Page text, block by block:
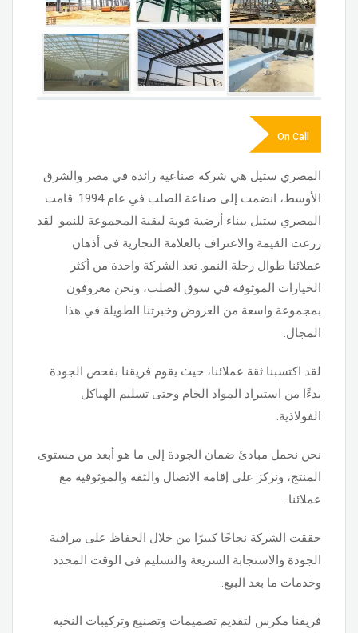
On Call
المصري ستيل هي شركة صناعية رائدة في مصر والشرق
الأوسط، انضمت إلى صناعة الصلب في عام 1994. قامت
المصري ستيل ببناء أرضية قوية لبقية المجموعة للنمو. لقد
زرعت القيمة والاعتراف بالعلامة التجارية في أذهان
عملائنا طوال رحلة النمو. تعد الشركة واحدة من أكثر
الخيارات الموثوقة في سوق الصلب، ونحن معروفون
بمجموعة واسعة من العروض وخبرتنا الطويلة في هذا
المجال.
لقد اكتسبنا ثقة عملائنا، حيث يقوم فريقنا بفحص الجودة
بدءًا من استيراد المواد الخام وحتى تسليم الهياكل
الفولاذية.
نحن نحمل مبادئ ضمان الجودة إلى ما هو أبعد من مستوى
المنتج، ونركز على إقامة الاتصال والثقة والموثوقية مع
عملائنا.
حققت الشركة نجاحًا كبيرًا من خلال الحفاظ على مراقبة
الجودة والاستجابة السريعة والتسليم في الوقت المحدد
وخدمات ما بعد البيع.
فريقنا مكرس لتقديم تصميمات وتصنيع وتركيبات النخبة